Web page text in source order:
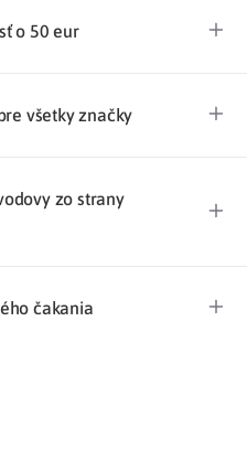
o 50 eur
všetky značky
zo strany
čakania